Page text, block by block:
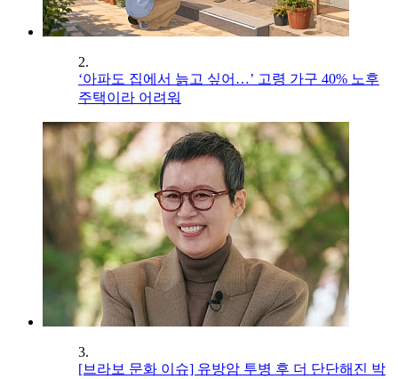
2.
‘아파도 집에서 늙고 싶어…’ 고령 가구 40% 노후
주택이라 어려워
3.
[브라보 문화 이슈] 유방암 투병 후 더 단단해진 박